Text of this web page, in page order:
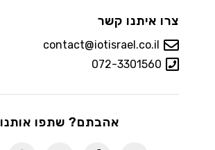
צרו איתנו קשר
contact@iotisrael.co.il
072-3301560
אהבתם? שתפו אותנו